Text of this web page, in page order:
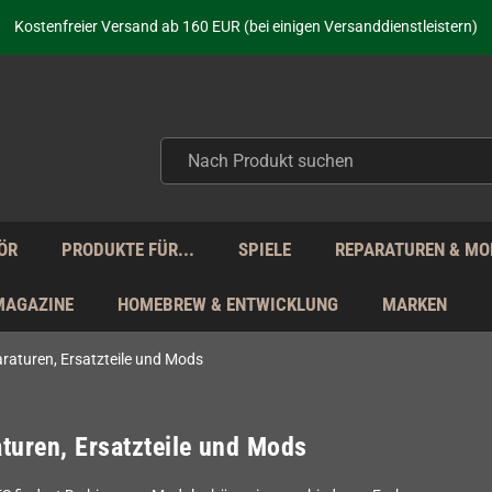
Kostenfreier Versand ab 160 EUR (bei einigen Versanddienstleistern)
Seit über 20 Jahren Deine Anlaufstelle für neue Retro-Hardware!
Täglicher Versand Mo - Fr aus Deutschland - zollfrei innerhalb der EU!
PRODUKTE FÜR... SPIELE REPARATUREN &
HOMEBREW & ENTWICKLUNG MARKEN
Ersatzteile und Mods
Ersatzteile und Mods